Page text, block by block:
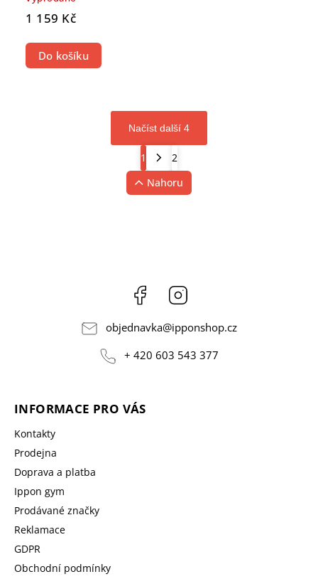
1 159 Kč
Do košíku
Načíst další 4
1
2
Nahoru
Facebook
objednavka@ipponshop.cz
+ 420 603 543 377
INFORMACE PRO VÁS
Kontakty
Prodejna
Doprava a platba
Ippon gym
Prodávané značky
Reklamace
GDPR
Obchodní podmínky